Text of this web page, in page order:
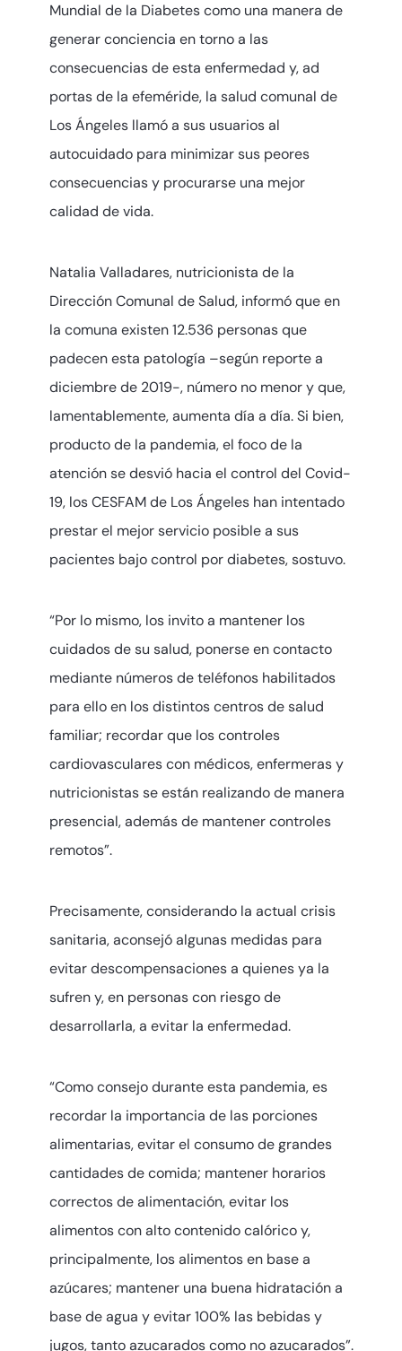
Mundial de la Diabetes como una manera de
generar conciencia en torno a las
consecuencias de esta enfermedad y, ad
portas de la efeméride, la salud comunal de
Los Ángeles llamó a sus usuarios al
autocuidado para minimizar sus peores
consecuencias y procurarse una mejor
calidad de vida.
Natalia Valladares, nutricionista de la
Dirección Comunal de Salud, informó que en
la comuna existen 12.536 personas que
padecen esta patología –según reporte a
diciembre de 2019-, número no menor y que,
lamentablemente, aumenta día a día. Si bien,
producto de la pandemia, el foco de la
atención se desvió hacia el control del Covid-
19, los CESFAM de Los Ángeles han intentado
prestar el mejor servicio posible a sus
pacientes bajo control por diabetes, sostuvo.
“Por lo mismo, los invito a mantener los
cuidados de su salud, ponerse en contacto
mediante números de teléfonos habilitados
para ello en los distintos centros de salud
familiar; recordar que los controles
cardiovasculares con médicos, enfermeras y
nutricionistas se están realizando de manera
presencial, además de mantener controles
remotos”.
Precisamente, considerando la actual crisis
sanitaria, aconsejó algunas medidas para
evitar descompensaciones a quienes ya la
sufren y, en personas con riesgo de
desarrollarla, a evitar la enfermedad.
“Como consejo durante esta pandemia, es
recordar la importancia de las porciones
alimentarias, evitar el consumo de grandes
cantidades de comida; mantener horarios
correctos de alimentación, evitar los
alimentos con alto contenido calórico y,
principalmente, los alimentos en base a
azúcares; mantener una buena hidratación a
base de agua y evitar 100% las bebidas y
jugos, tanto azucarados como no azucarados”.